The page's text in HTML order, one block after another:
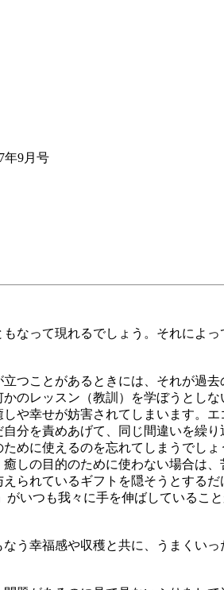
年9月号
なって現れるでしょう。それによ
つことがあるときには、それが過
のレッスン（教訓）を学ぼうとし
や幸せが妨害されてしまいます。エ
分を責めあげて、同じ間違いを繰り
めに使えるのを忘れてしまうでしょ
しの目的のために使わない場合は
られているギフトを隠そうとする
いつも我々に手を伸ばしているこ
う幸福感や収穫と共に、うまくい